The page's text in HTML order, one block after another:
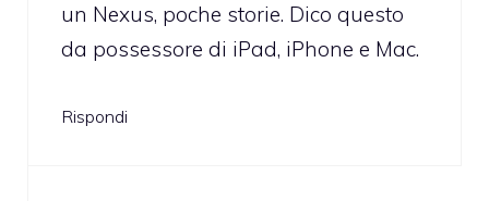
un Nexus, poche storie. Dico questo
da possessore di iPad, iPhone e Mac.
Rispondi